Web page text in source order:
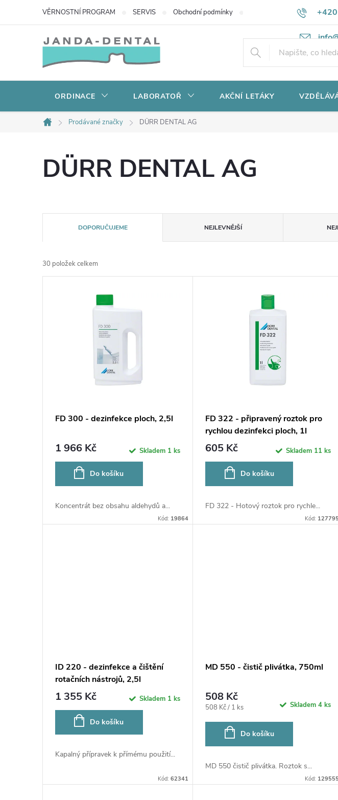
VĚRNOSTNÍ PROGRAM SERVIS Obchodní podmínky Potřebujete poradit?
ORDINACE LABORATOŘ AKČNÍ LETÁKY
Domů
Prodávané značky DÜRR DENTAL AG
DÜRR DENTAL AG
a
z
t
DOPORUČUJEME NEJLEVNĚJŠÍ
30 položek celkem
u
FD 300 - dezinfekce ploch, 2,5l
1 966 Kč Skladem 1 ks
Do košíku
Koncentrát bez obsahu aldehydů a...
Kód: 19864
FD 322 - připravený roztok pro
rychlou dezinfekci ploch, 1l
605 Kč Skladem 11 ks
Do košíku
FD 322 - Hotový roztok pro rychle...
Kód: 127795
ID 220 - dezinfekce a čištění
rotačních nástrojů, 2,5l
1 355 Kč Skladem 1 ks
Do košíku
Kapalný přípravek k přímému použití...
Kód:62341
MD 550 - čistič plivátka, 750ml
508 Kč
Měrná
508 Kč / 1 ks Skladem 4 ks
Do košíku
MD 550 čistič plivátka. Roztok s...
Kód: 129555